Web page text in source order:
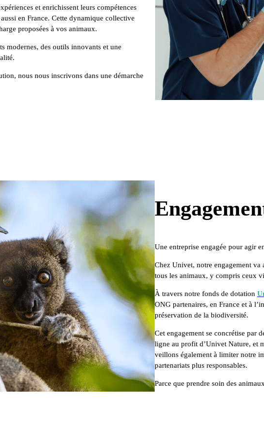
et enrichissent leurs compétences
en France. Cette dynamique collective
proposées à vos animaux.
modernes, des outils innovants et une
nous nous inscrivons dans une démarche
Une entreprise engagée pour agir
Chez Univet, notre engagement
tous les animaux, y compris ceux
À travers notre fonds de dotation
ONG partenaires, en France et à
préservation de la biodiversité.
Cet engagement se concrétise par
ligne au profit d’Univet Nature, et
veillons également à limiter notre
partenariats plus responsables.
Parce que prendre soin des